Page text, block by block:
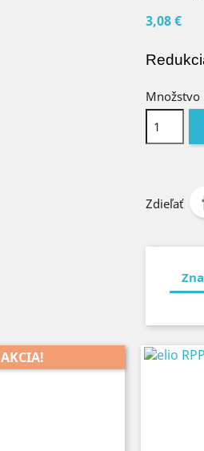
3,08 €
Množstvo
Zdieľať
AKCIA!